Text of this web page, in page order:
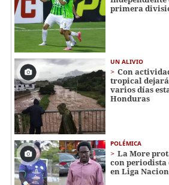
primera
UN ALIVIO
Con
tropical
varios días
Honduras
POLÉMICA
La More
con
en Liga